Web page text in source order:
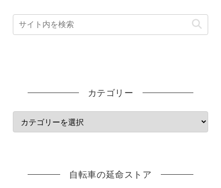
カテゴリー
自転車の延命ストア